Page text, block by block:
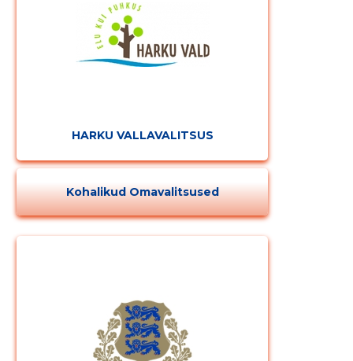
HARKU VALLAVALITSUS
Kohalikud Omavalitsused